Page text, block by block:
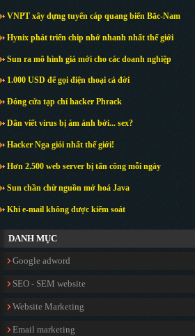
VNPT xây dựng tuyến cáp quang biển Bắc-Nam
Hynix phát triển chip nhớ nhanh nhất thế giới
Sun ra mô hình giá mới cho các doanh nghiệp
1.000 USD để gọi điện thoại cả đời
Đóng cửa tạp chí hacker Phrack
Dân viết virus bị ám ảnh bởi... sex?
Hacker Nga giỏi nhất thế giới!
Hơn 2.500 web server bị tấn công mỗi ngày
Sun chần chừ nguồn mở hoá Java
Khi e-mail không được kiểm soát
DANH MỤC
Google adword
SEO - SEM website
Website Marketing
Email marketing